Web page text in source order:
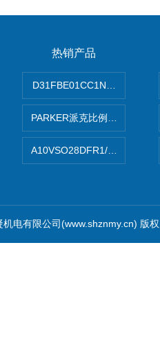
热销产品
PARKER派克比例阀 柱塞泵
A10VSO28DFR1/
电有限公司(www.shznmy.cn) 版